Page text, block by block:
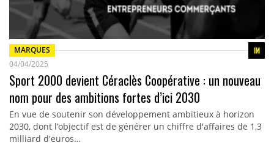
MARQUES
04/04/2025
Sport 2000 devient Céraclès Coopérative : un nouveau
nom pour des ambitions fortes d’ici 2030
En vue de soutenir son développement ambitieux à horizon
2030, dont l’objectif est de générer un chiffre d'affaires de 1,3
milliard d'euros…